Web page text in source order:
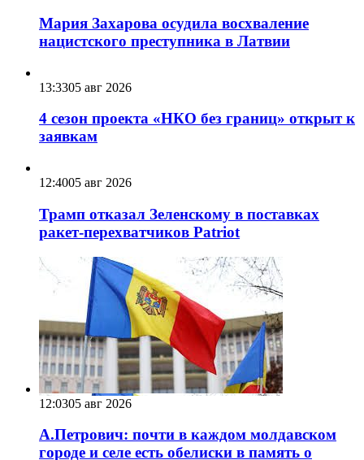
Мария Захарова осудила восхваление
нацистского преступника в Латвии
13:3305 авг 2026
4 сезон проекта «НКО без границ» открыт к
заявкам
12:4005 авг 2026
Трамп отказал Зеленскому в поставках
ракет-перехватчиков Patriot
12:0305 авг 2026
А.Петрович: почти в каждом молдавском
городе и селе есть обелиски в память о